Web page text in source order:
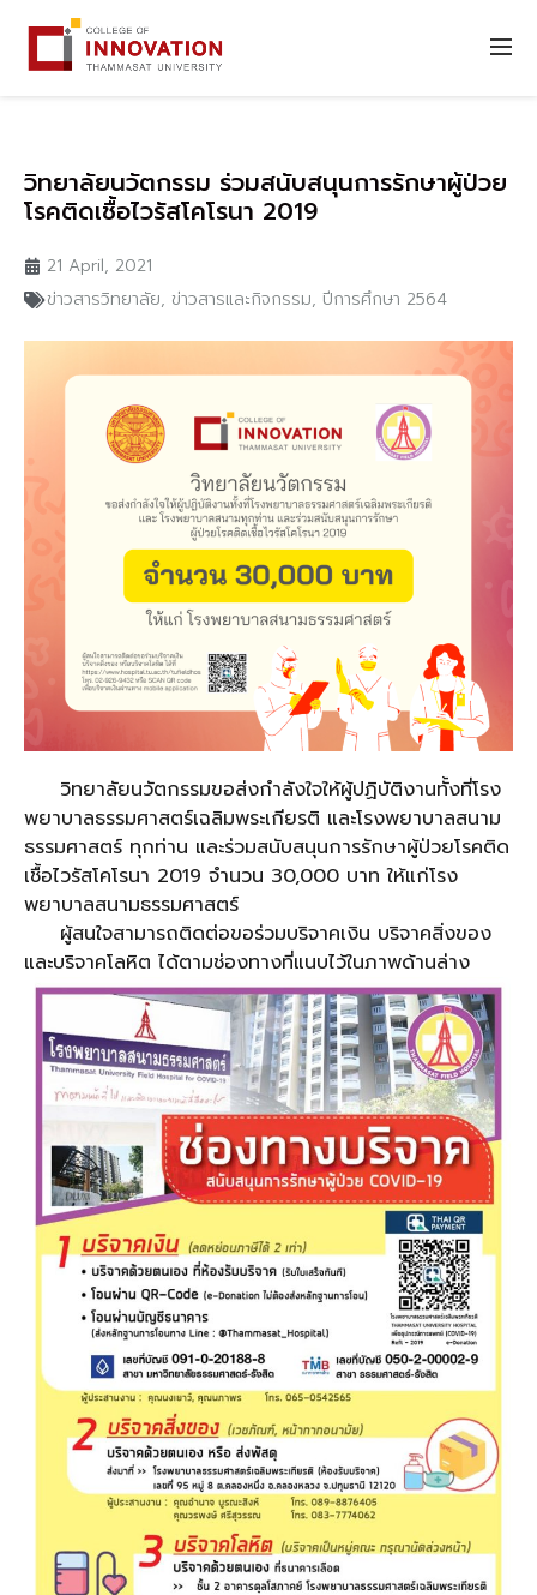
วิทยาลัยนวัตกรรม ร่วมสนับสนุนการรักษาผู้ป่วย
โรคติดเชื้อไวรัสโคโรนา 2019
21 April, 2021
ข่าวสารวิทยาลัย, ข่าวสารและกิจกรรม, ปีการศึกษา 2564
วิทยาลัยนวัตกรรมขอส่งกำลังใจให้ผู้ปฏิบัติงานทั้งที่โรง
พยาบาลธรรมศาสตร์เฉลิมพระเกียรติ และโรงพยาบาลสนาม
ธรรมศาสตร์ ทุกท่าน และร่วมสนับสนุนการรักษาผู้ป่วยโรคติด
เชื้อไวรัสโคโรนา 2019 จำนวน 30,000 บาท ให้แก่โรง
พยาบาลสนามธรรมศาสตร์
ผู้สนใจสามารถติดต่อขอร่วมบริจาคเงิน บริจาคสิ่งของ
และบริจาคโลหิต ได้ตามช่องทางที่แนบไว้ในภาพด้านล่าง